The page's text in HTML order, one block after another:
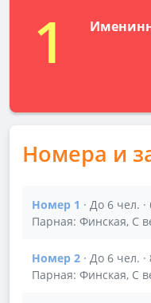
1
Номера и
Номер 1 · До 6 чел.
Парная: Финская, С
Показать
Номер 2 · До 6 чел.
Парная: Финская, С
Показать